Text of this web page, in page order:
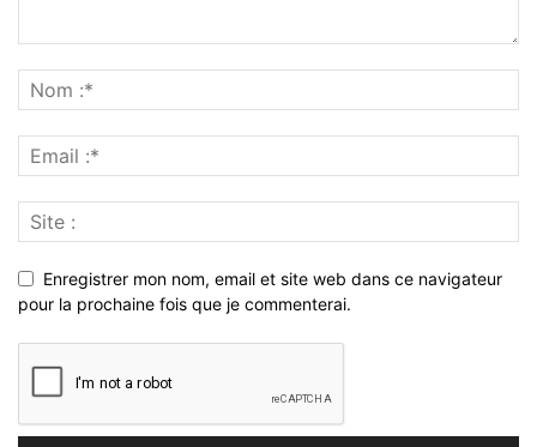
Enregistrer mon nom, email et site web dans ce navigateur
pour la prochaine fois que je commenterai.